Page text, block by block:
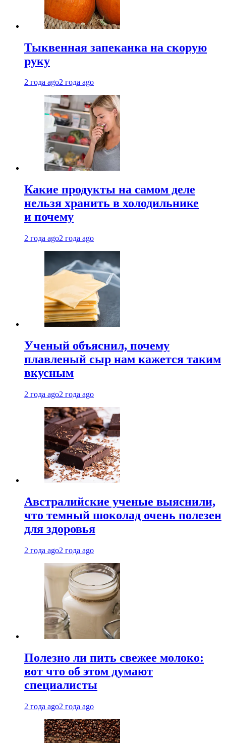
Тыквенная запеканка на скорую
руку
2 года ago2 года ago
Какие продукты на самом деле
нельзя хранить в холодильнике
и почему
2 года ago2 года ago
Ученый объяснил, почему
плавленый сыр нам кажется таким
вкусным
2 года ago2 года ago
Австралийские ученые выяснили,
что темный шоколад очень полезен
для здоровья
2 года ago2 года ago
Полезно ли пить свежее молоко:
вот что об этом думают
специалисты
2 года ago2 года ago